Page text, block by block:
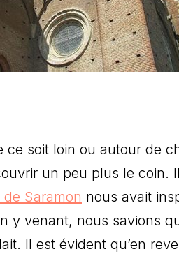
soit loin ou autour de
un peu plus le coin.
Saramon nous avait
y venant, nous savions
Il est évident qu’en